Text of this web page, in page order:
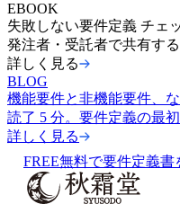
EBOOK
失敗しない要件定義 チェ
発注者・受託者で共有す
詳しく見る
BLOG
機能要件と非機能要件、
読了 5 分。要件定義の最
詳しく見る
FREE無料で要件定義書